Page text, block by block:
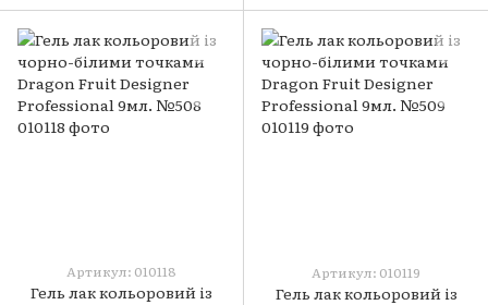
Артикул: 010118
Гель лак кольоровий із
Артикул: 010119
Гель лак кольоровий із